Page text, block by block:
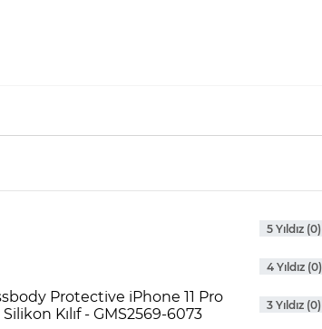
Protective iPhone 11 Pro
Kılıf - GMS2569-6073
5 Yıldız (0)
4 Yıldız (0)
3 Yıldız (0)